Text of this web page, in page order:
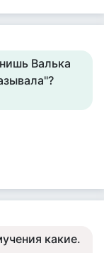
Валька
какие.